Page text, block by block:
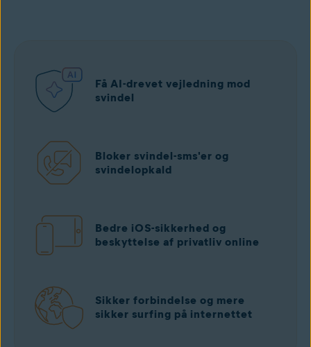
Få AI-drevet vejledning mod
svindel
Bloker svindel-sms'er og
svindelopkald
Bedre iOS-sikkerhed og
beskyttelse af privatliv online
Sikker forbindelse og mere
sikker surfing på internettet